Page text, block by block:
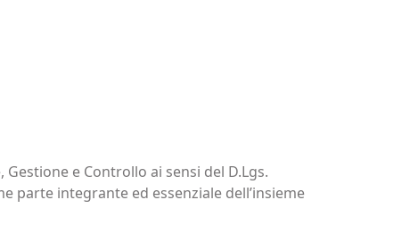
e Controllo ai sensi del D.Lgs.
parte integrante ed essenziale dell’insieme